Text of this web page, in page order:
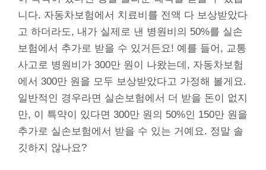
니다. 자동차보험에서 치료비를 전액 다 보상받았다
고 하더라도, 내가 실제로 낸 병원비의 50%를 실손
보험에서 추가로 받을 수 있거든요! 예를 들어, 교통
사고로 병원비가 300만 원이 나왔는데, 자동차보험
에서 300만 원을 모두 보상받았다고 가정해 볼게요.
일반적인 경우라면 실손보험에서 더 받을 돈이 없지
만, 이 특약이 있다면 300만 원의 50%인 150만 원을
추가로 실손보험에서 받을 수 있는 거예요. 정말 솔
깃하지 않나요?